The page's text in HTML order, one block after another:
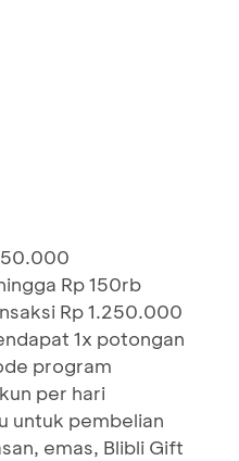
Rp 150rb
Rp 1.250.000
1x potongan
program
per hari
untuk pembelian
emas, Blibli Gift